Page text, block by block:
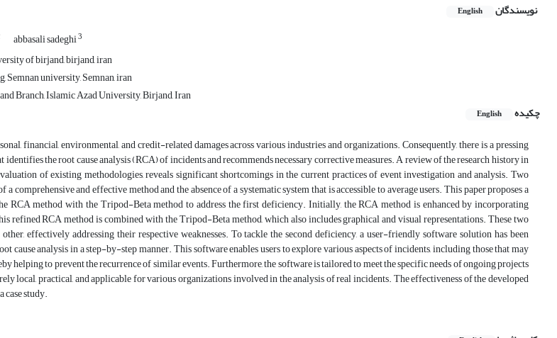
نویسندگان English
abbasali sadeghi3
of birjand, birjand, iran
university, Semnan, iran
Branch, Islamic Azad University, Birjand, Iran
چکیده
English
financial, environmental, and credit-related damages across various industries and organizations. Consequently, there is a pressing
identifies the root cause analysis (RCA) of incidents and recommends necessary corrective measures. A review of the research history in
of existing methodologies, reveals significant shortcomings in the current practices of event investigation and analysis. Two
comprehensive and effective method and the absence of a systematic system that is accessible to average users. This paper proposes a
RCA method with the Tripod-Beta method to address the first deficiency. Initially, the RCA method is enhanced by incorporating
refined RCA method is combined with the Tripod-Beta method, which also includes graphical and visual representations. These two
effectively addressing their respective weaknesses. To tackle the second deficiency, a user-friendly software solution has been
cause analysis in a step-by-step manner. This software enables users to explore various aspects of incidents, including those that may
helping to prevent the recurrence of similar events. Furthermore, the software is tailored to meet the specific needs of ongoing projects
local, practical, and applicable for various organizations involved in the analysis of real incidents. The effectiveness of the developed
study.